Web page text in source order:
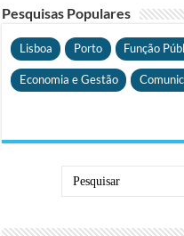
Pesquisas Populares
Lisboa Porto Função
Economia e Gestão